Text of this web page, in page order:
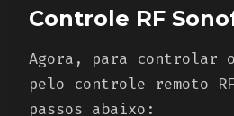
Controle RF
Agora, para controlar
pelo controle remoto
passos abaixo: